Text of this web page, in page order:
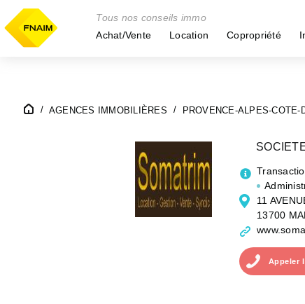
Tous nos conseils immo
Achat/Vente
Location Copropriété
AGENCES IMMOBILIÈRES PROVENCE-ALPES-COTE-
11
13700
Appeler